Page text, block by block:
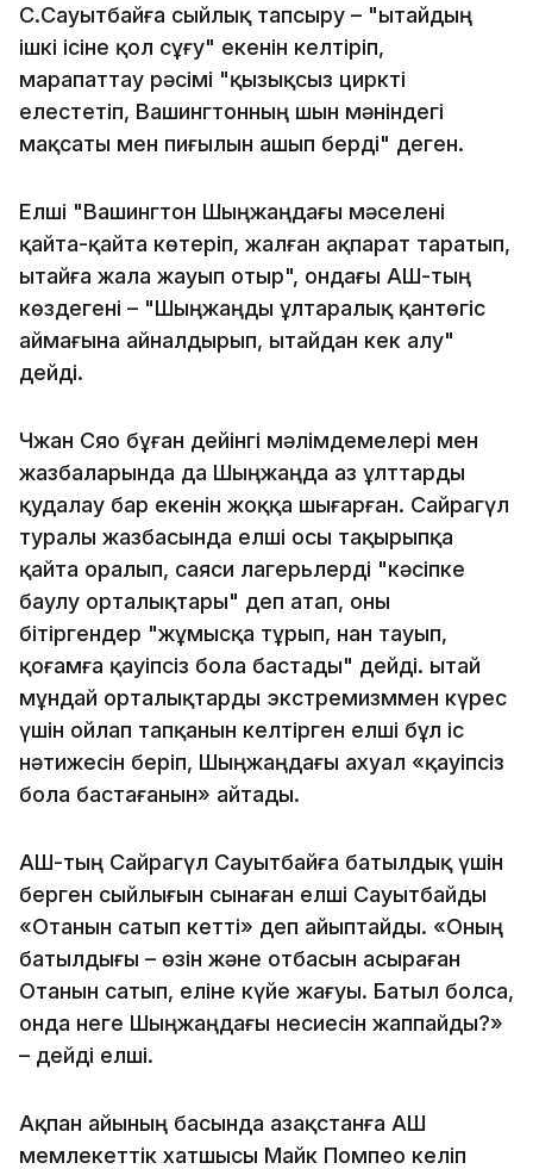
С.Сауытбайға сыйлық тапсыру – "Қытайдың
ішкі ісіне қол сұғу" екенін келтіріп,
марапаттау рәсімі "қызықсыз циркті
елестетіп, Вашингтонның шын мәніндегі
мақсаты мен пиғылын ашып берді" деген.
Елші "Вашингтон Шыңжаңдағы мәселені
қайта-қайта көтеріп, жалған ақпарат таратып,
Қытайға жала жауып отыр", ондағы АҚШ-тың
көздегені – "Шыңжаңды ұлтаралық қантөгіс
аймағына айналдырып, Қытайдан кек алу"
дейді.
Чжан Сяо бұған дейінгі мәлімдемелері мен
жазбаларында да Шыңжаңда аз ұлттарды
қудалау бар екенін жоққа шығарған. Сайрагүл
туралы жазбасында елші осы тақырыпқа
қайта оралып, саяси лагерьлерді "кәсіпке
баулу орталықтары" деп атап, оны
бітіргендер "жұмысқа тұрып, нан тауып,
қоғамға қауіпсіз бола бастады" дейді. Қытай
мұндай орталықтарды экстремизммен күрес
үшін ойлап тапқанын келтірген елші бұл іс
нәтижесін беріп, Шыңжаңдағы ахуал «қауіпсіз
бола бастағанын» айтады.
АҚШ-тың Сайрагүл Сауытбайға батылдық үшін
берген сыйлығын сынаған елші Сауытбайды
«Отанын сатып кетті» деп айыптайды. «Оның
батылдығы – өзін және отбасын асыраған
Отанын сатып, еліне күйе жағуы. Батыл болса,
онда неге Шыңжаңдағы несиесін жаппайды?»
– дейді елші.
Ақпан айының басында Қазақстанға АҚШ
мемлекеттік хатшысы Майк Помпео келіп